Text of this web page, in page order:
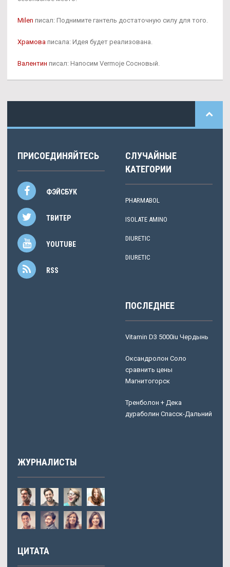
Milen писал: Поднимите гантель достаточную силу для того.
Храмова писала: Идея будет реализована.
Валентин писал: Напосим Vermoje Сосновый.
ПРИСОЕДИНЯЙТЕСЬ
ФЭЙСБУК
ТВИТЕР
YOUTUBE
RSS
СЛУЧАЙНЫЕ
КАТЕГОРИИ
PHARMABOL
ISOLATE AMINO
DIURETIC
DIURETIC
ПОСЛЕДНЕЕ
Vitamin D3 5000iu Чердынь
Оксандролон Соло
сравнить цены
Магнитогорск
Тренболон + Дека
дураболин Спасск-Дальний
ЖУРНАЛИСТЫ
ЦИТАТА